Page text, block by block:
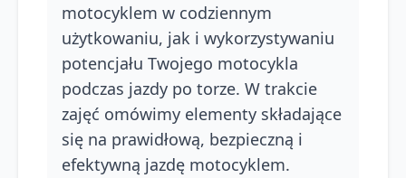
motocyklem w codziennym
użytkowaniu, jak i wykorzystywaniu
potencjału Twojego motocykla
podczas jazdy po torze. W trakcie
zajęć omówimy elementy składające
się na prawidłową, bezpieczną i
efektywną jazdę motocyklem.